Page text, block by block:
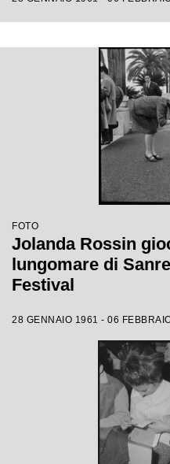
FOTO
Jolanda Rossin
lungomare di
Festival
28 GENNAIO 1961 - 06